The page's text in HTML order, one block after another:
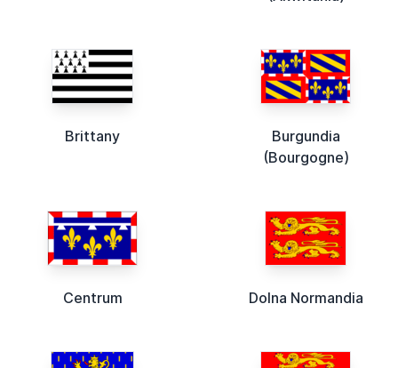
Brittany
Burgundia
(Bourgogne)
Centrum Dolna Normandia